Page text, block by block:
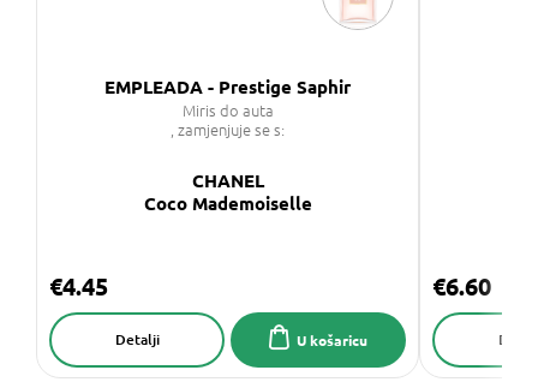
EMPLEADA - Prestige Saphir
Miris do auta
, zamjenjuje se s:
CHANEL
Coco Mademoiselle
€4.45
U košaricu
Detalji
€6.60